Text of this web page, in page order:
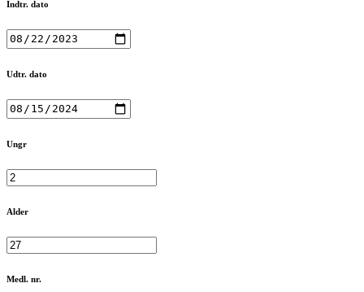
Indtr. dato
Udtr. dato
Ungr
Alder
Medl. nr.